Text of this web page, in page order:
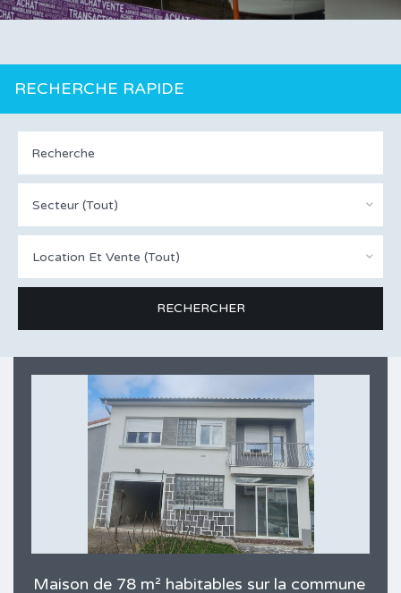
RECHERCHE RAPIDE
Secteur (Tout)
Location Et Vente (Tout)
Maison de 78 m² habitables sur la commune